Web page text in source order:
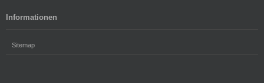
Informationen
Sitemap